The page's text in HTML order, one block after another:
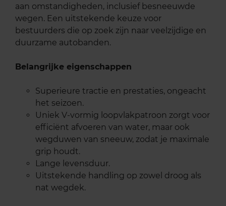
aan omstandigheden, inclusief besneeuwde
wegen. Een uitstekende keuze voor
bestuurders die op zoek zijn naar veelzijdige en
duurzame autobanden.
Belangrijke eigenschappen
Superieure tractie en prestaties, ongeacht
het seizoen.
Uniek V-vormig loopvlakpatroon zorgt voor
efficiënt afvoeren van water, maar ook
wegduwen van sneeuw, zodat je maximale
grip houdt.
Lange levensduur.
Uitstekende handling op zowel droog als
nat wegdek.